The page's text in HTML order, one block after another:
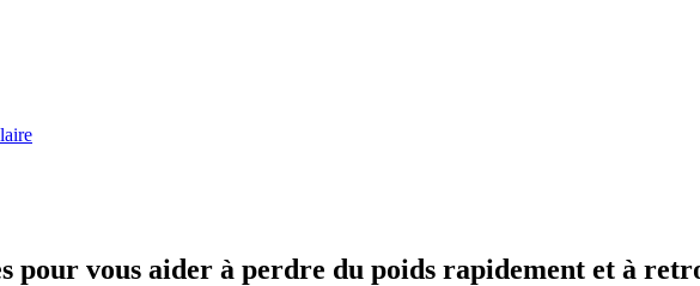
pour vous aider à perdre du poids rapidement et à